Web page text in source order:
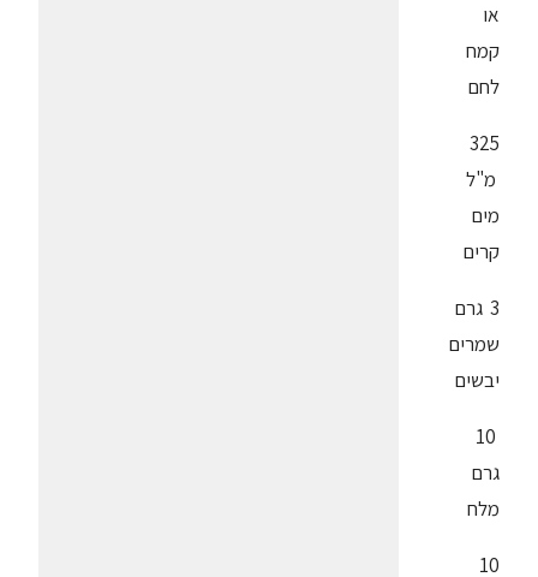
או
קמח
לחם
325
מ"ל
מים
קרים
3 גרם
שמרים
יבשים
10
גרם
מלח
10